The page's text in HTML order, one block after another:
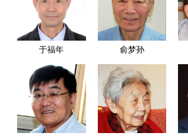
于福年 俞梦孙